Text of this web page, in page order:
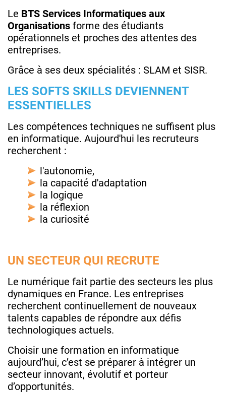
Le BTS Services Informatiques aux
Organisations forme des étudiants
opérationnels et proches des attentes des
entreprises.
Grâce à ses deux spécialités : SLAM et SISR.
LES SOFTS SKILLS DEVIENNENT
ESSENTIELLES
Les compétences techniques ne suffisent plus
en informatique. Aujourd'hui les recruteurs
recherchent :
l'autonomie,
la capacité d'adaptation
la logique
la réflexion
la curiosité
UN SECTEUR QUI RECRUTE
Le numérique fait partie des secteurs les plus
dynamiques en France. Les entreprises
recherchent continuellement de nouveaux
talents capables de répondre aux défis
technologiques actuels.
Choisir une formation en informatique
aujourd’hui, c’est se préparer à intégrer un
secteur innovant, évolutif et porteur
d’opportunités.